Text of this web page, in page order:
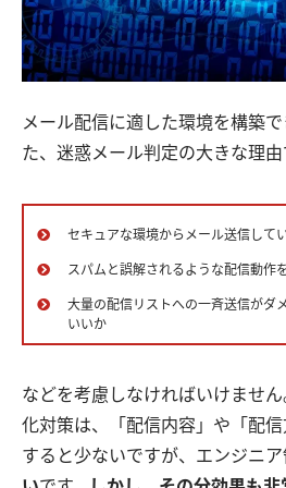
メール配信に適した環境を構築
た、迷惑メール判定の大きな理由
セキュアな環境からメール送信して
スパムと誤解されるような配信動作
大量の配信リストへの一斉送信がダ
いいか
などを考慮しなければいけませ
化対策は、「配信内容」や「配
すると少ないですが、エンジニ